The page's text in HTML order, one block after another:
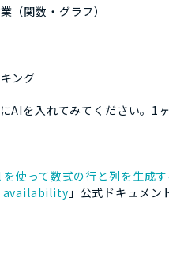
（関数・グラフ）
ング
AIを入れてみてください。1
使って数式の行と列を生成
availability 」公式ドキュメ